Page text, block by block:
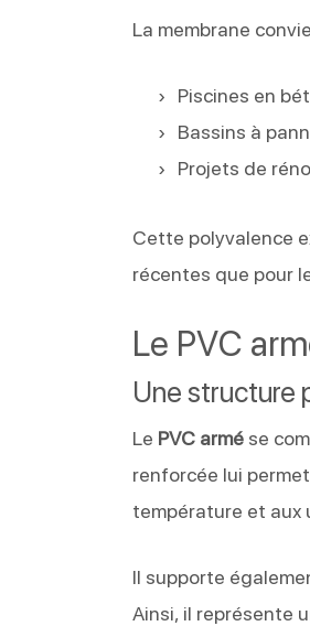
La membrane
Piscines en
Bassins à
Projets de
Cette polyvalence
récentes que pour
Le PVC
Une structure
Le PVC armé se
renforcée lui
température et aux
Il supporte
Ainsi, il représente